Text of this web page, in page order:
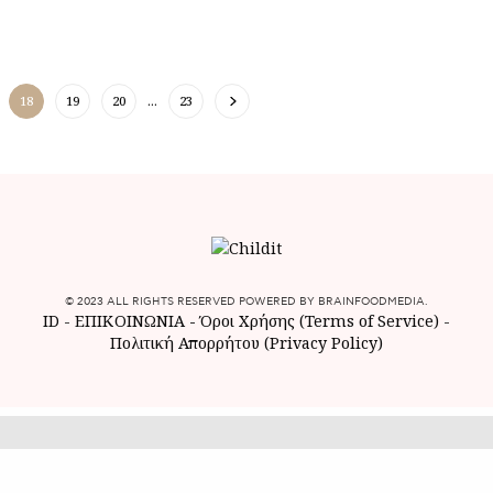
18 19 20 … 23
© 2023 ALL RIGHTS RESERVED POWERED BY BRAINFOODMEDIA.
ID - ΕΠΙΚΟΙΝΩΝΙΑ -Όροι Χρήσης (Terms of Service) -
Πολιτική Απορρήτου (Privacy Policy)